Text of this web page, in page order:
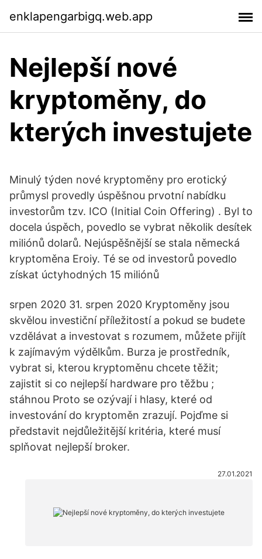
enklapengarbigq.web.app
Nejlepší nové
kryptoměny, do
kterých investujete
Minulý týden nové kryptoměny pro erotický
průmysl provedly úspěšnou prvotní nabídku
investorům tzv. ICO (Initial Coin Offering) . Byl to
docela úspěch, povedlo se vybrat několik desítek
miliónů dolarů. Nejúspěšnější se stala německá
kryptoměna Eroiy. Té se od investorů povedlo
získat úctyhodných 15 miliónů
srpen 2020 31. srpen 2020 Kryptoměny jsou
skvělou investiční příležitostí a pokud se budete
vzdělávat a investovat s rozumem, můžete přijít
k zajímavým výdělkům. Burza je prostředník,
vybrat si, kterou kryptoměnu chcete těžit;
zajistit si co nejlepší hardware pro těžbu ;
stáhnou Proto se ozývají i hlasy, které od
investování do kryptoměn zrazují. Pojďme si
představit nejdůležitější kritéria, které musí
splňovat nejlepší broker.
27.01.2021